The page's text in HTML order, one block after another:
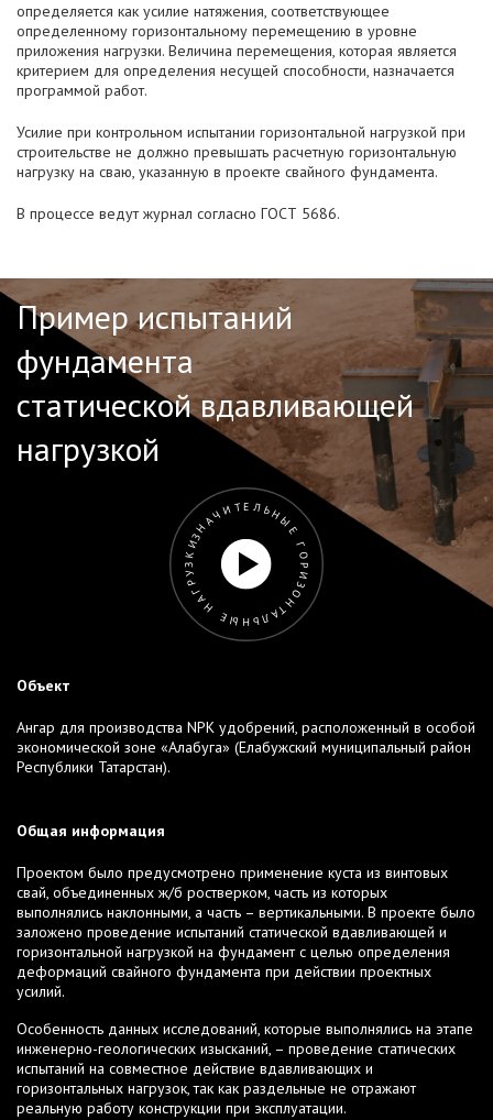
определяется как усилие натяжения, соответствующее
определенному горизонтальному перемещению в уровне
приложения нагрузки. Величина перемещения, которая является
критерием для определения несущей способности, назначается
программой работ.
Усилие при контрольном испытании горизонтальной нагрузкой при
строительстве не должно превышать расчетную горизонтальную
нагрузку на сваю, указанную в проекте свайного фундамента.
В процессе ведут журнал согласно ГОСТ 5686.
Пример испытаний
фундамента
статической вдавливающей
нагрузкой
ЗНАЧИТЕЛЬНЫЕ ГОРИЗОНТАЛЬНЫЕ НАГРУЗКИ
Объект
Ангар для производства NPK удобрений, расположенный в особой
экономической зоне «Алабуга» (Елабужский муниципальный район
Республики Татарстан).
Общая информация
Проектом было предусмотрено применение куста из винтовых
свай, объединенных ж/б ростверком, часть из которых
выполнялись наклонными, а часть – вертикальными. В проекте было
заложено проведение испытаний статической вдавливающей и
горизонтальной нагрузкой на фундамент с целью определения
деформаций свайного фундамента при действии проектных
усилий.
Особенность данных исследований, которые выполнялись на этапе
инженерно-геологических изысканий, – проведение статических
испытаний на совместное действие вдавливающих и
горизонтальных нагрузок, так как раздельные не отражают
реальную работу конструкции при эксплуатации.